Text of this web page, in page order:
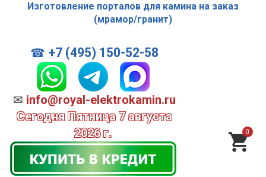
☎ +7 (495) 150-52-58
✉ info@royal-elektrokamin.ru
Сегодня Пятница 7 августа
2026 г.
Изготовление порталов для камина на заказ
(мрамор/гранит)
0